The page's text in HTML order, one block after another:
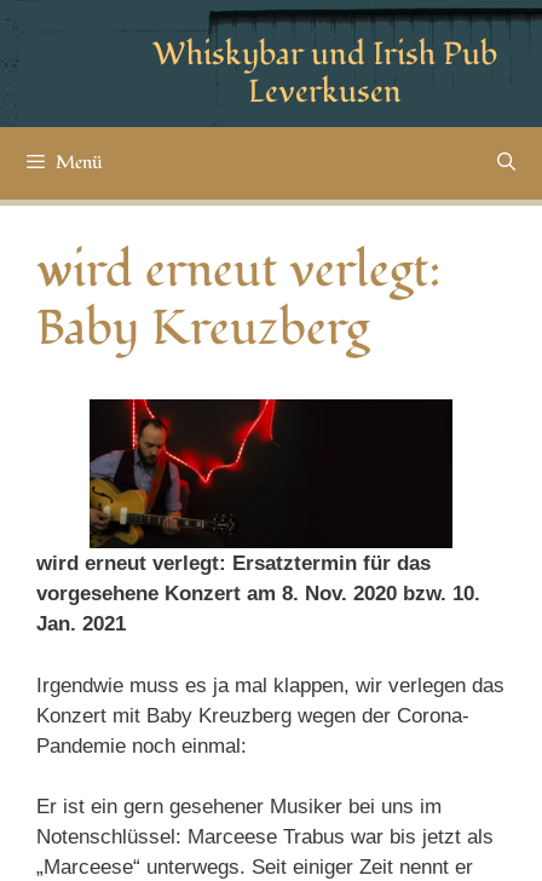
Whiskybar und Irish Pub
Leverkusen
Menü
wird erneut verlegt:
Baby Kreuzberg
wird erneut verlegt: Ersatztermin für das
vorgesehene Konzert am 8. Nov. 2020 bzw. 10.
Jan. 2021
Irgendwie muss es ja mal klappen, wir verlegen das
Konzert mit Baby Kreuzberg wegen der Corona-
Pandemie noch einmal:
Er ist ein gern gesehener Musiker bei uns im
Notenschlüssel: Marceese Trabus war bis jetzt als
„Marceese“ unterwegs. Seit einiger Zeit nennt er